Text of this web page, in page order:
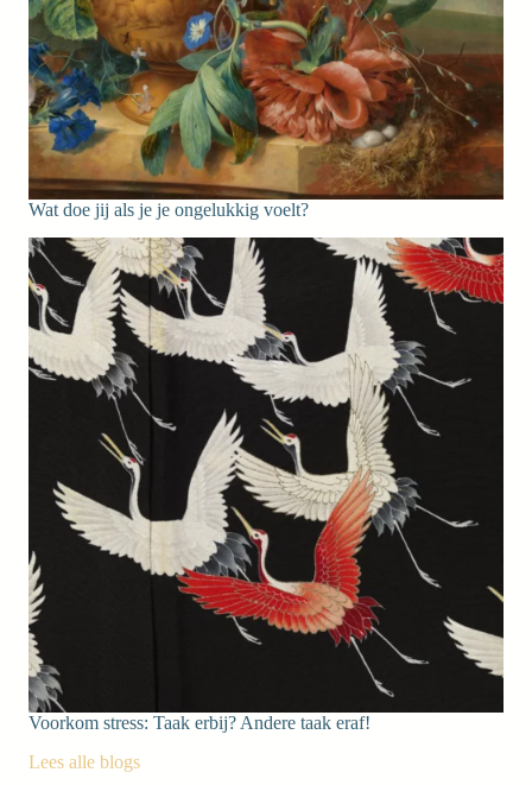
Wat doe jij als je je ongelukkig voelt?
Voorkom stress: Taak erbij? Andere taak eraf!
Lees alle blogs